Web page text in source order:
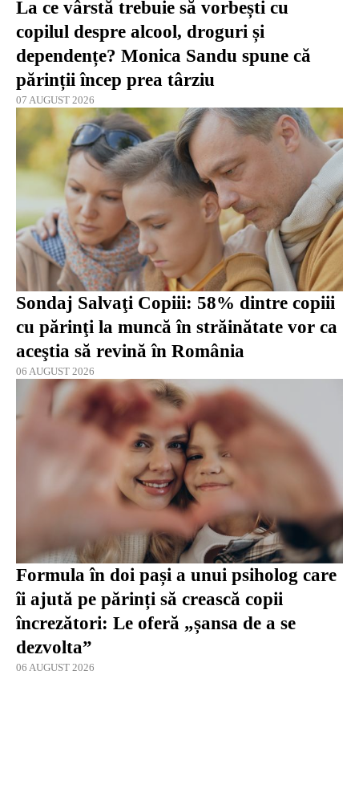
La ce vârstă trebuie să vorbești cu
copilul despre alcool, droguri și
dependențe? Monica Sandu spune că
părinții încep prea târziu
07 AUGUST 2026
Sondaj Salvaţi Copiii: 58% dintre copiii
cu părinţi la muncă în străinătate vor ca
aceştia să revină în România
06 AUGUST 2026
Formula în doi pași a unui psiholog care
îi ajută pe părinți să crească copii
încrezători: Le oferă „șansa de a se
dezvolta”
06 AUGUST 2026